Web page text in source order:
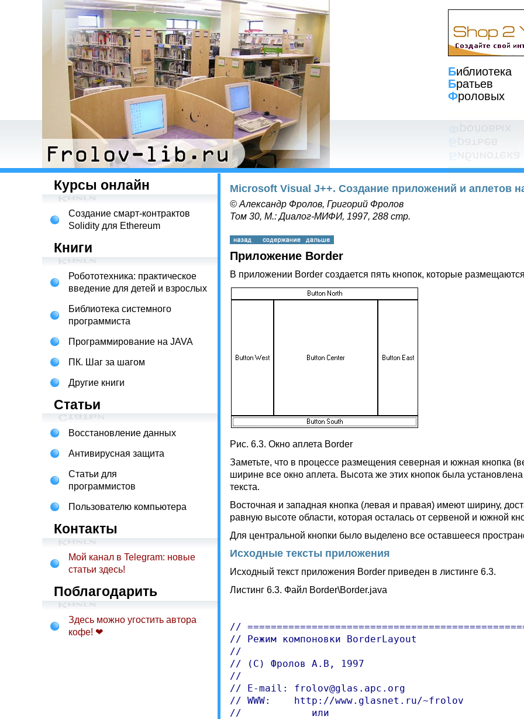
Библиотека
Братьев
Фроловых
Курсы онлайн
Создание смарт-контрактов
Solidity для Ethereum
Книги
Робототехника: практическое
введение для детей и взрослых
Библиотека системного
программиста
Программирование на JAVA
ПК. Шаг за шагом
Другие книги
Статьи
Восстановление данных
Антивирусная защита
Статьи для
программистов
Пользователю компьютера
Контакты
Мой канал в Telegram: новые
статьи здесь!
Поблагодарить
Здесь можно угостить автора
кофе! ❤
Microsoft Visual J++. Создание приложений и аплетов
© Александр Фролов, Григорий Фролов
Том 30, М.: Диалог-МИФИ, 1997, 288 стр.
Приложение Border
В приложении Border создается пять кнопок, которые
Рис. 6.3. Окно аплета Border
Заметьте, что в процессе размещения северная и южная кнопка
ширине все окно аплета. Высота же этих кнопок была
текста.
Восточная и западная кнопка (левая и правая) имеют ширину,
равную высоте области, которая осталась от сервеной и южной
Для центральной кнопки было выделено все оставшееся
Исходные тексты приложения
Исходный текст приложения Border приведен в листинге 6.3.
Листинг 6.3. Файл Border\Border.java
//
// Режим компоновки BorderLayout
//
// (C) Фролов А.В, 1997
//
// E-mail: frolov@glas.apc.org
// WWW:    http://www.glasnet.ru/~frolov
//            или